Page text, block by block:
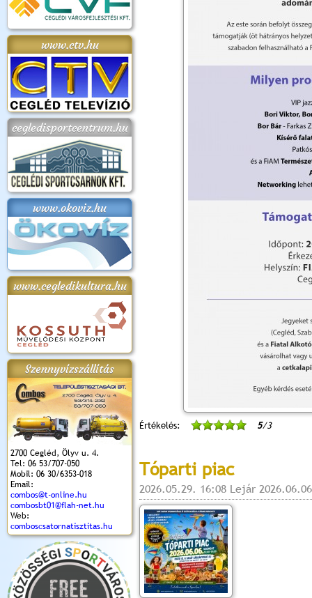
www.ctv.hu
cegledisportcentrum.hu
www.okoviz.hu
www.cegledikultura.hu
Szennyvízszállítás
2700 Cegléd, Ölyv u. 4.
Tel: 06 53/707-050
Mobil: 06 30/6353-018
Email:
combos@t-online.hu
combosbt01@flah-net.hu
Web:
comboscsatornatisztitas.hu
Értékelés: 5/3
Tóparti piac
2026.05.29. 16:08 Lejár
2018.
Kossuth Toborzó
2017.09.22-23.
és Magyarok
Kenyere Program
Laska